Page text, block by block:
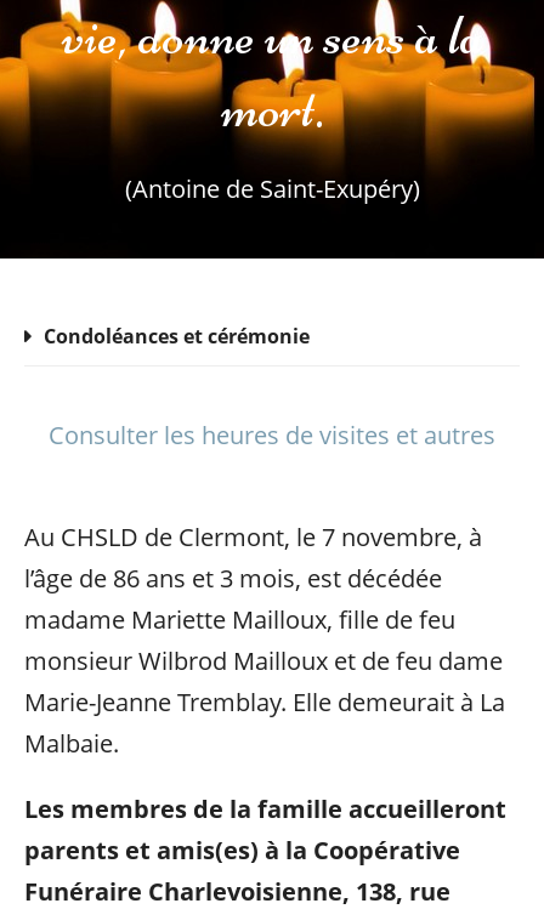
vie, donne un sens à la
mort.
(Antoine de Saint-Exupéry)
Condoléances et cérémonie
Consulter les heures de visites et autres
Au CHSLD de Clermont, le 7 novembre, à
l’âge de 86 ans et 3 mois, est décédée
madame Mariette Mailloux, fille de feu
monsieur Wilbrod Mailloux et de feu dame
Marie-Jeanne Tremblay. Elle demeurait à La
Malbaie.
Les membres de la famille accueilleront
parents et amis(es) à la Coopérative
Funéraire Charlevoisienne, 138, rue